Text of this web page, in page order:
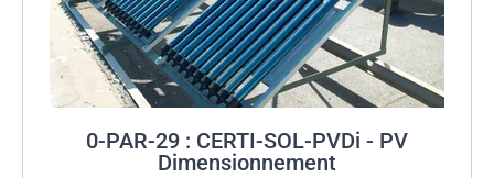
0-PAR-29 : CERTI-SOL-PVDi - PV
Dimensionnement